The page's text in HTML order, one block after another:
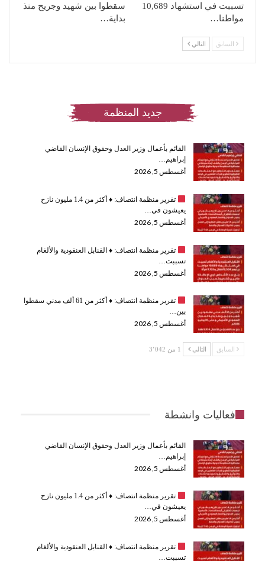
تسببت في استشهاد 10,689
مواطنا…
سقطوا بين شهيد وجريح منذ
بداية…
السابق التالي
جديد المنظمة
القائم بأعمال وزير العدل وحقوق الإنسان القاضي
إبراهيم…
أغسطس 5, 2026
تقرير منظمة انتصاف: ♦️
أكثر من 1.4 مليون نازح
يعيشون في…
أغسطس 5, 2026
تقرير منظمة انتصاف: ♦️القنابل العنقودية والألغام
تسببت…
أغسطس 5, 2026
تقرير منظمة انتصاف: ♦️
أكثر من 61 ألف مدني سقطوا
بين…
أغسطس 5, 2026
السابق التالي 1 من 3٬042
فعاليات وانشطة
القائم بأعمال وزير العدل وحقوق الإنسان القاضي
إبراهيم…
أغسطس 5, 2026
تقرير منظمة انتصاف: ♦️
أكثر من 1.4 مليون نازح
يعيشون في…
أغسطس 5, 2026
تقرير منظمة انتصاف: ♦️القنابل العنقودية والألغام
تسببت…